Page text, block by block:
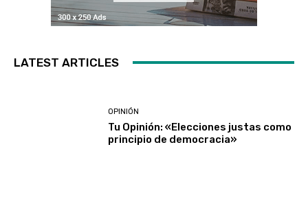
LATEST ARTICLES
OPINIÓN
Tu Opinión: «Elecciones justas como
principio de democracia»